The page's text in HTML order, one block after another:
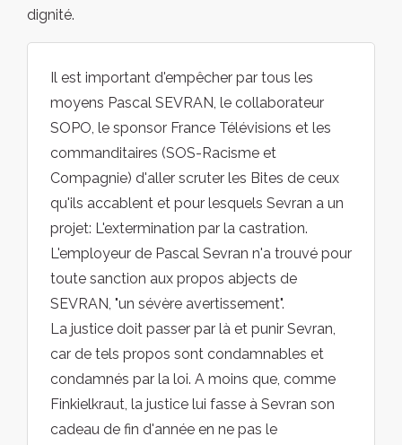
dignité.
Il est important d'empêcher par tous les
moyens Pascal SEVRAN, le collaborateur
SOPO, le sponsor France Télévisions et les
commanditaires (SOS-Racisme et
Compagnie) d'aller scruter les Bites de ceux
qu'ils accablent et pour lesquels Sevran a un
projet: L'extermination par la castration.
L'employeur de Pascal Sevran n'a trouvé pour
toute sanction aux propos abjects de
SEVRAN, "un sévère avertissement".
La justice doit passer par là et punir Sevran,
car de tels propos sont condamnables et
condamnés par la loi. A moins que, comme
Finkielkraut, la justice lui fasse à Sevran son
cadeau de fin d'année en ne pas le